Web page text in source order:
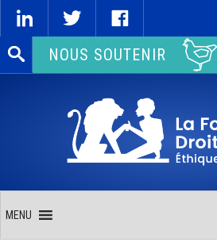
Rechercher :NOUS SOUTENIR
MENU